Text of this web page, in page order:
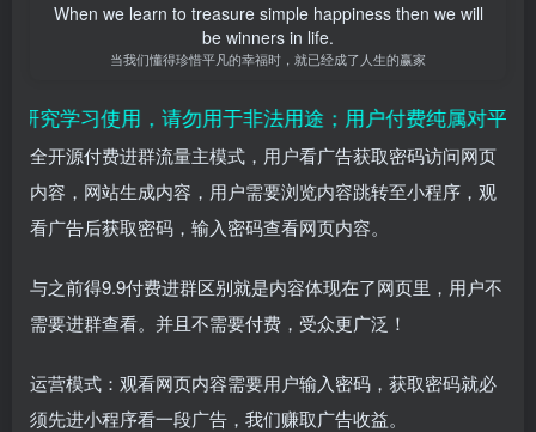
When we learn to treasure simple happiness then we will
be winners in life.
当我们懂得珍惜平凡的幸福时，就已经成了人生的赢家
学习使用，请勿用于非法用途；用户付费纯属对平台
全开源付费进群流量主模式，用户看广告获取密码访问网页
内容，网站生成内容，用户需要浏览内容跳转至小程序，观
看广告后获取密码，输入密码查看网页内容。
与之前得9.9付费进群区别就是内容体现在了网页里，用户不
需要进群查看。并且不需要付费，受众更广泛！
运营模式：观看网页内容需要用户输入密码，获取密码就必
须先进小程序看一段广告，我们赚取广告收益。